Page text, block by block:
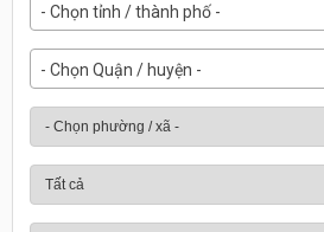
- Chọn tỉnh / thành phố -
- Chọn Quận / huyện -